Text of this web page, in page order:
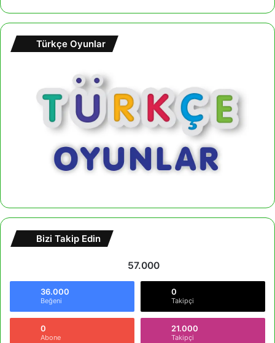
Türkçe Oyunlar
Bizi Takip Edin
57.000
36.000
Beğeni
0
Takipçi
0
Abone
21.000
Takipçi